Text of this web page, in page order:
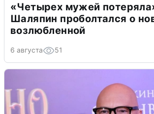
«Четырех мужей
Шаляпин проболтался о
возлюбленной
6 августа 51